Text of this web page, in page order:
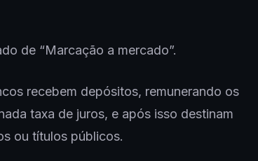
de “Marcação a mercado”.
recebem depósitos, remunerando os
taxa de juros, e após isso destinam
ou títulos públicos.